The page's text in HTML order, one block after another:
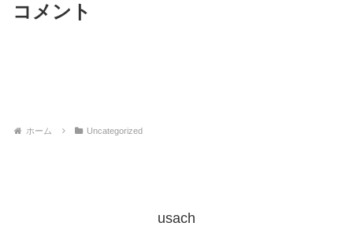
コメント
ホーム Uncategorized
usach